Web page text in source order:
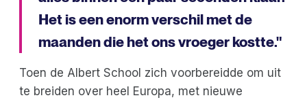
Het is een enorm verschil met de
maanden die het ons vroeger kostte."
Toen de Albert School zich voorbereidde om uit
te breiden over heel Europa, met nieuwe